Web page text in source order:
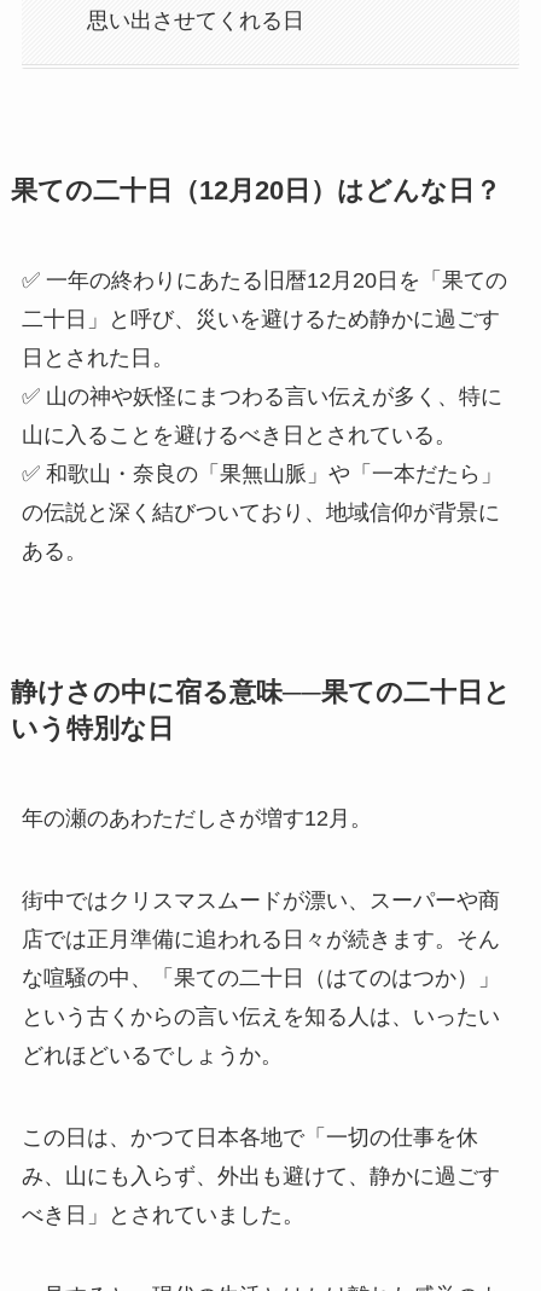
思い出させてくれる日
果ての二十日（12月20日）はどんな日？
✅ 一年の終わりにあたる旧暦12月20日を「果ての
二十日」と呼び、災いを避けるため静かに過ごす
日とされた日。
✅ 山の神や妖怪にまつわる言い伝えが多く、特に
山に入ることを避けるべき日とされている。
✅ 和歌山・奈良の「果無山脈」や「一本だたら」
の伝説と深く結びついており、地域信仰が背景に
ある。
静けさの中に宿る意味──果ての二十日と
いう特別な日
年の瀬のあわただしさが増す12月。
街中ではクリスマスムードが漂い、スーパーや商
店では正月準備に追われる日々が続きます。そん
な喧騒の中、「果ての二十日（はてのはつか）」
という古くからの言い伝えを知る人は、いったい
どれほどいるでしょうか。
この日は、かつて日本各地で「一切の仕事を休
み、山にも入らず、外出も避けて、静かに過ごす
べき日」とされていました。